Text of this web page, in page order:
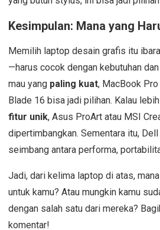
Kesimpulan: Mana yang
Memilih laptop desain grafis itu
—harus cocok dengan kebutuhan
mau yang paling kuat, MacBook
Blade 16 bisa jadi pilihan. Kalau
fitur unik, Asus ProArt atau MSI
dipertimbangkan. Sementara itu,
seimbang antara performa,
Jadi, dari kelima laptop di atas,
untuk kamu? Atau mungkin kamu
dengan salah satu dari mereka?
komentar!